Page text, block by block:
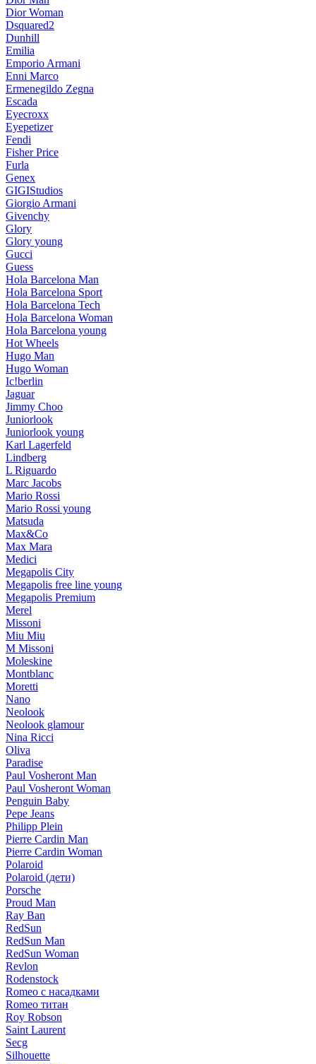
Dior Woman
Dsquared2
Dunhill
Emilia
Emporio Armani
Enni Marco
Ermenegildo Zegna
Escada
Eyecroxx
Eyepetizer
Fendi
Fisher Price
Furla
Genex
GIGIStudios
Giorgio Armani
Givenchy
Glory
Glory young
Gucci
Guess
Hola Barcelona Man
Hola Barcelona Sport
Hola Barcelona Tech
Hola Barcelona Woman
Hola Barcelona young
Hot Wheels
Hugo Man
Hugo Woman
Ic!berlin
Jaguar
Jimmy Choo
Juniorlook
Juniorlook young
Karl Lagerfeld
Lindberg
L Riguardo
Marc Jacobs
Mario Rossi
Mario Rossi young
Matsuda
Max&Co
Max Mara
Medici
Megapolis City
Megapolis free line young
Megapolis Premium
Merel
Missoni
Miu Miu
M Missoni
Moleskine
Montblanc
Moretti
Nano
Neolook
Neolook glamour
Nina Ricci
Oliva
Paradise
Paul Vosheront Man
Paul Vosheront Woman
Penguin Baby
Pepe Jeans
Philipp Plein
Pierre Cardin Man
Pierre Cardin Woman
Polaroid
Polaroid (дети)
Porsche
Proud Man
Ray Ban
RedSun
RedSun Man
RedSun Woman
Revlon
Rodenstock
Romeo с насадками
Romeo титан
Roy Robson
Saint Laurent
Secg
Silhouette